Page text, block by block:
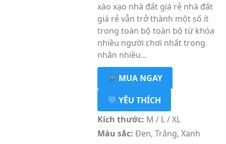
xào xạo nhà đất giá rẻ nhà đất
giá rẻ vẫn trở thành một số ít
trong toàn bộ toàn bộ từ khóa
nhiều người chơi nhất trong
nhân nhiều...
MUA NGAY
YÊU THÍCH
Kích thước: M / L / XL
Màu sắc: Đen, Trắng, Xanh